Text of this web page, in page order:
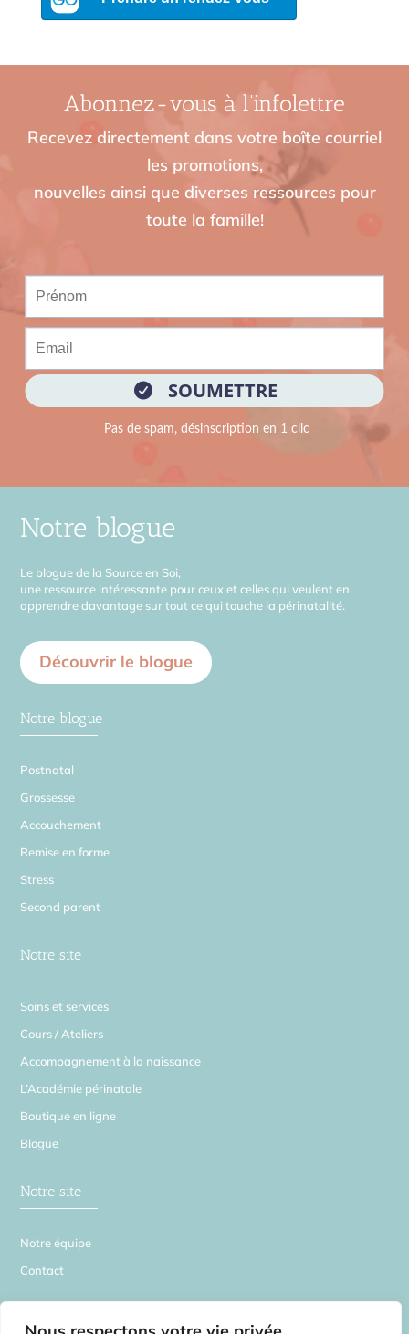
Abonnez-vous à l’infolettre
Recevez directement dans votre boîte courriel
les promotions,
nouvelles ainsi que diverses ressources pour
toute la famille!
Notre blogue
Le blogue de la Source en Soi,
une ressource intéressante pour ceux et celles qui veulent en
apprendre davantage sur tout ce qui touche la périnatalité.
Découvrir le blogue
Notre blogue
Postnatal
Grossesse
Accouchement
Remise en forme
Stress
Second parent
Notre site
Soins et services
Cours / Ateliers
Accompagnement à la naissance
L’Académie périnatale
Boutique en ligne
Blogue
Notre site
Notre équipe
Contact